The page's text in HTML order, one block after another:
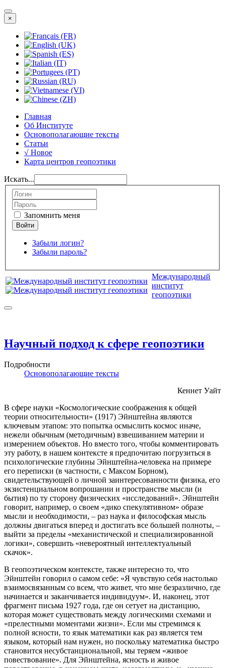
×
Главная
Об Институте
Основополагающие тексты
Статьи
√ Новое
Карта центров геопоэтики
Искать...
Запомнить меня
Забыли логин?
Забыли пароль?
Международный
институт
геопоэтики
Научный подход к сфере геопоэтики
Подробности
Основополагающие тексты
Кеннет Уайт
В сфере науки «Космологические соображения к общей
теории относительности» (1917) Эйнштейна являются
ключевым этапом: это попытка осмыслить космос иначе,
нежели обычным (методичным) взвешиванием материи и
измерением объектов. Но вместо того, чтобы комментировать
эту работу, в нашем контексте я предпочитаю погрузиться в
психологические глубины Эйнштейна-человека на примере
его переписки (в частности, с Максом Борном),
свидетельствующей о личной заинтересованности физика, его
экзистенциальном вопрошании и пространстве мысли (и
бытия) по ту сторону физических «исследований». Эйнштейн
говорит, например, о своем «дико спекулятивном» образе
мысли и необходимости, – раз наука и философская мысль
должны двигаться вперед и достигать все большей полноты, –
выйти за пределы «механистической и специализированной
логики», совершить «невероятный интеллектуальный
скачок».
В геопоэтическом контексте, также интересно то, что
Эйнштейн говорил о самом себе: «Я чувствую себя настолько
взаимосвязанным со всем, что живет, что мне безразлично, где
начинается и заканчивается индивидуум». И, наконец, этот
фрагмент письма 1927 года, где он сетует на дистанцию,
которая может существовать между логическими схемами и
«прелестными моментами жизни». Если мы стремимся к
полной ясности, то язык математики как раз является тем
языком, который нам нужен, но поскольку математика быстро
становится несубстанциональной, мы теряем «живое
повествование». Для Эйнштейна, ясность и живое